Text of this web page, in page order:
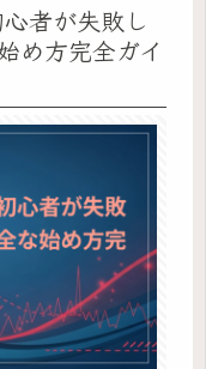
者が失敗し
め方完全ガイ